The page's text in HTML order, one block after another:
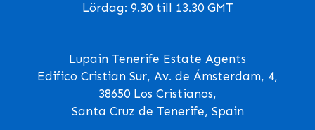
Lördag: 9.30 till 13.30 GMT
Lupain Tenerife Estate Agents
Edifico Cristian Sur, Av. de Ámsterdam, 4,
38650 Los Cristianos,
Santa Cruz de Tenerife, Spain